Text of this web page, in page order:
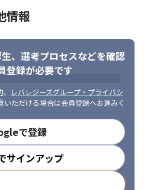
情報
、 選考プロセスなどを確認
登録が必要です
、
レバレジーズグループ・プライバシ
いただける場合は会員登録へお進みく
で登録
サインアップ